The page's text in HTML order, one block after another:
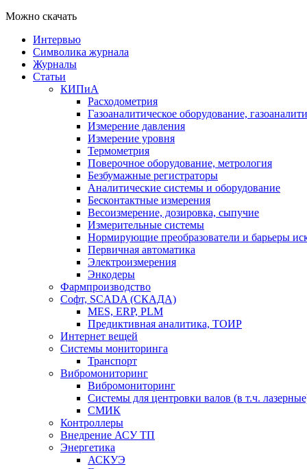
Можно скачать
Интервью
Символика журнала
Журналы
Статьи
КИПиА
Расходометрия
Газоаналитическое оборудование,
Измерение давления
Измерение уровня
Термометрия
Поверочное оборудование, метрология
Безбумажные регистраторы
Аналитические системы и оборудование
Бесконтактные измерения
Весоизмерение, дозировка, сыпучие
Измерительные системы
Нормирующие преобразователи и барьеры
Первичная автоматика
Электроизмерения
Энкодеры
Фармпроизводство
Софт, SCADA (СКАДА)
MES, ERP, PLM
Предиктивная аналитика, ТОИР
Интернет вещей
Системы мониторинга
Транспорт
Вибромониторинг
Вибромониторинг
Системы для центровки валов (в т.ч.
СМИК
Контроллеры
Внедрение АСУ ТП
Энергетика
АСКУЭ